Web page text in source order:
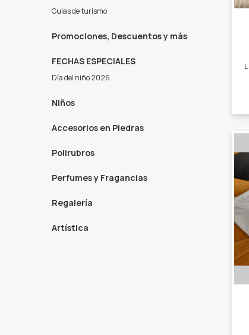
Guías de turismo
Promociones, Descuentos y más
FECHAS ESPECIALES
Día del niño 2026
Niños
Accesorios en Piedras
Polirubros
Perfumes y Fragancias
Regalería
Artística